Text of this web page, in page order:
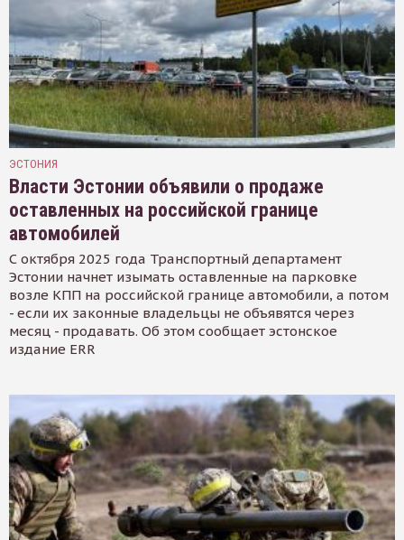
ЭСТОНИЯ
Власти Эстонии объявили о продаже
оставленных на российской границе
автомобилей
С октября 2025 года Транспортный департамент
Эстонии начнет изымать оставленные на парковке
возле КПП на российской границе автомобили, а потом
- если их законные владельцы не объявятся через
месяц - продавать. Об этом сообщает эстонское
издание ERR